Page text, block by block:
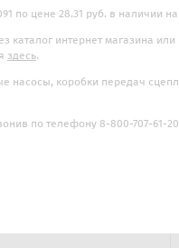
по цене 28.31 руб. в наличии
каталог интернет магазина
здесь.
насосы, коробки передач
по телефону 8-800-707-61-